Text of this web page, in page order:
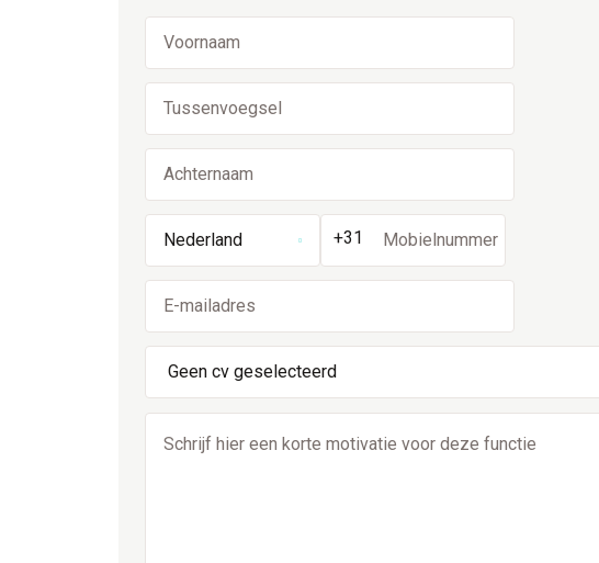
Nederland +31
Geen cv geselecteerd